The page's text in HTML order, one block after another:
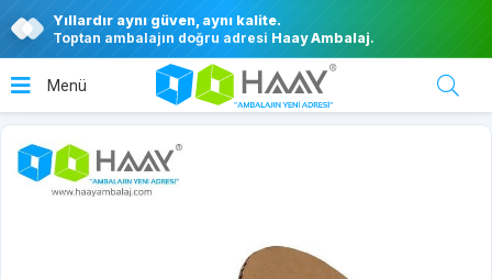
Yıllardır aynı güven, aynı kalite.
Toptan ambalajın doğru adresi Haay Ambalaj.